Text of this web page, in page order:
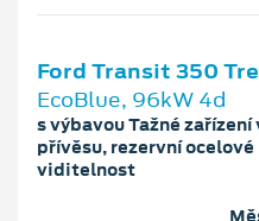
Ford Transit 350
EcoBlue, 96kW 4d
s výbavou Tažné
přívěsu, rezervní
viditelnost